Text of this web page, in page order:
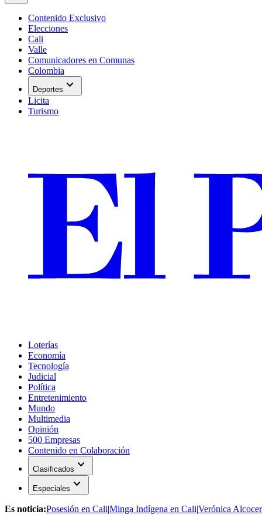
Contenido Exclusivo
Elecciones
Cali
Valle
Comunicadores en Comunas
Colombia
Deportes expand_more
Licita
Turismo
Loterías
Economía
Tecnología
Judicial
Política
Entretenimiento
Mundo
Multimedia
Opinión
500 Empresas
Contenido en Colaboración
Clasificados expand_more
Especiales expand_more
Es noticia:Posesión en Cali|Minga Indígena en Cali|Verónica Alcocer